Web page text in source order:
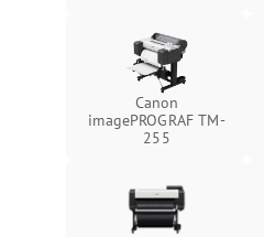
Canon
imagePROGRAF TM-
255